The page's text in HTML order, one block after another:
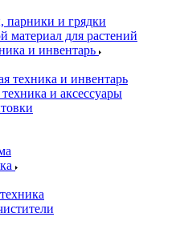
парники и грядки
материал для растений
и инвентарь
техника и инвентарь
и аксессуары